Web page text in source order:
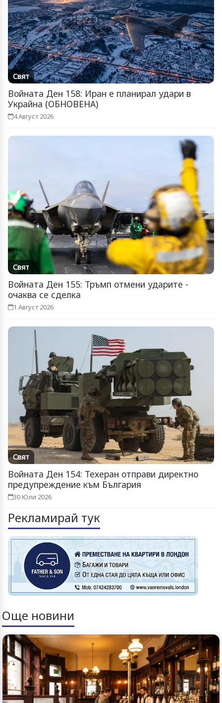
Свят
Войната Ден 158: Иран е планирал удари в
Украйна (ОБНОВЕНА)
4 Август 2026
Свят
Войната Ден 155: Тръмп отмени ударите -
очаква се сделка
1 Август 2026
Свят
Войната Ден 154: Техеран отправи директно
предупреждение към България
30 Юли 2026
Рекламирай тук
Още новини